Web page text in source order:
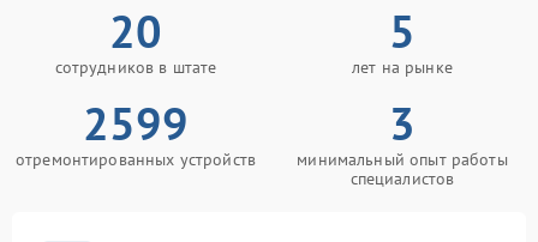
20
сотрудников в штате
5
лет на рынке
2599
отремонтированных устройств
3
минимальный опыт работы
специалистов